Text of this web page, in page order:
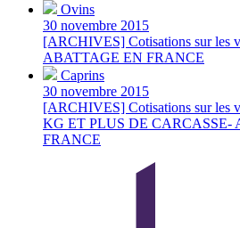
Ovins
30 novembre 2015
[ARCHIVES] Cotisations sur les
ABATTAGE EN FRANCE
Caprins
30 novembre 2015
[ARCHIVES] Cotisations sur les
KG ET PLUS DE CARCASSE-
FRANCE